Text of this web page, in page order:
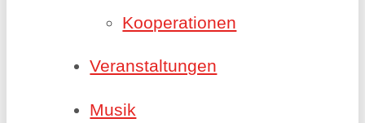
Kooperationen
Veranstaltungen
Musik